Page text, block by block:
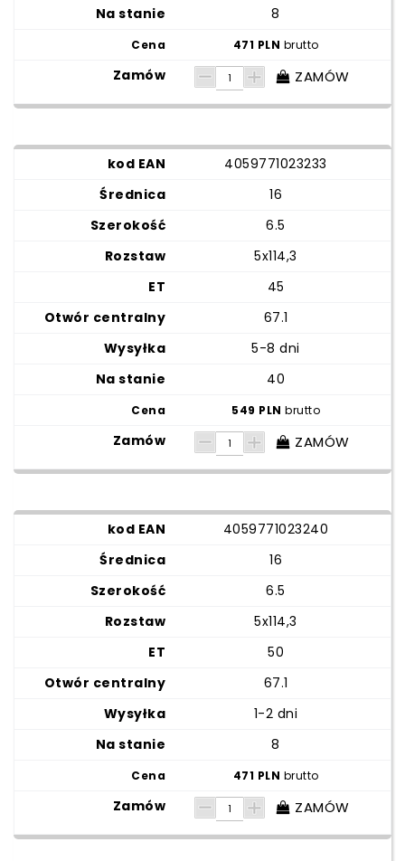
8
471 PLN brutto
ZAMÓW
4059771023233
16
6.5
5x114,3
45
67.1
5-8 dni
40
549 PLNbrutto
ZAMÓW
4059771023240
16
6.5
5x114,3
50
67.1
1-2 dni
8
471 PLN brutto
ZAMÓW